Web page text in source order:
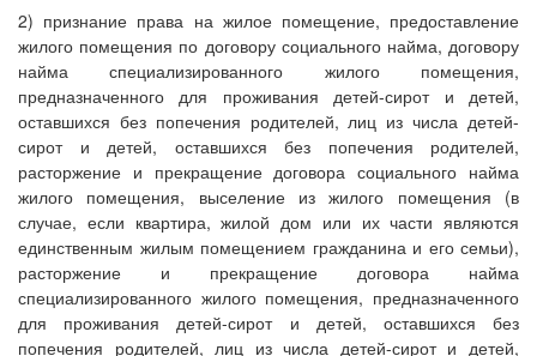
2) признание права на жилое помещение, предоставление
жилого помещения по договору социального найма, договору
найма специализированного жилого помещения,
предназначенного для проживания детей-сирот и детей,
оставшихся без попечения родителей, лиц из числа детей-
сирот и детей, оставшихся без попечения родителей,
расторжение и прекращение договора социального найма
жилого помещения, выселение из жилого помещения (в
случае, если квартира, жилой дом или их части являются
единственным жилым помещением гражданина и его семьи),
расторжение и прекращение договора найма
специализированного жилого помещения, предназначенного
для проживания детей-сирот и детей, оставшихся без
попечения родителей, лиц из числа детей-сирот и детей,